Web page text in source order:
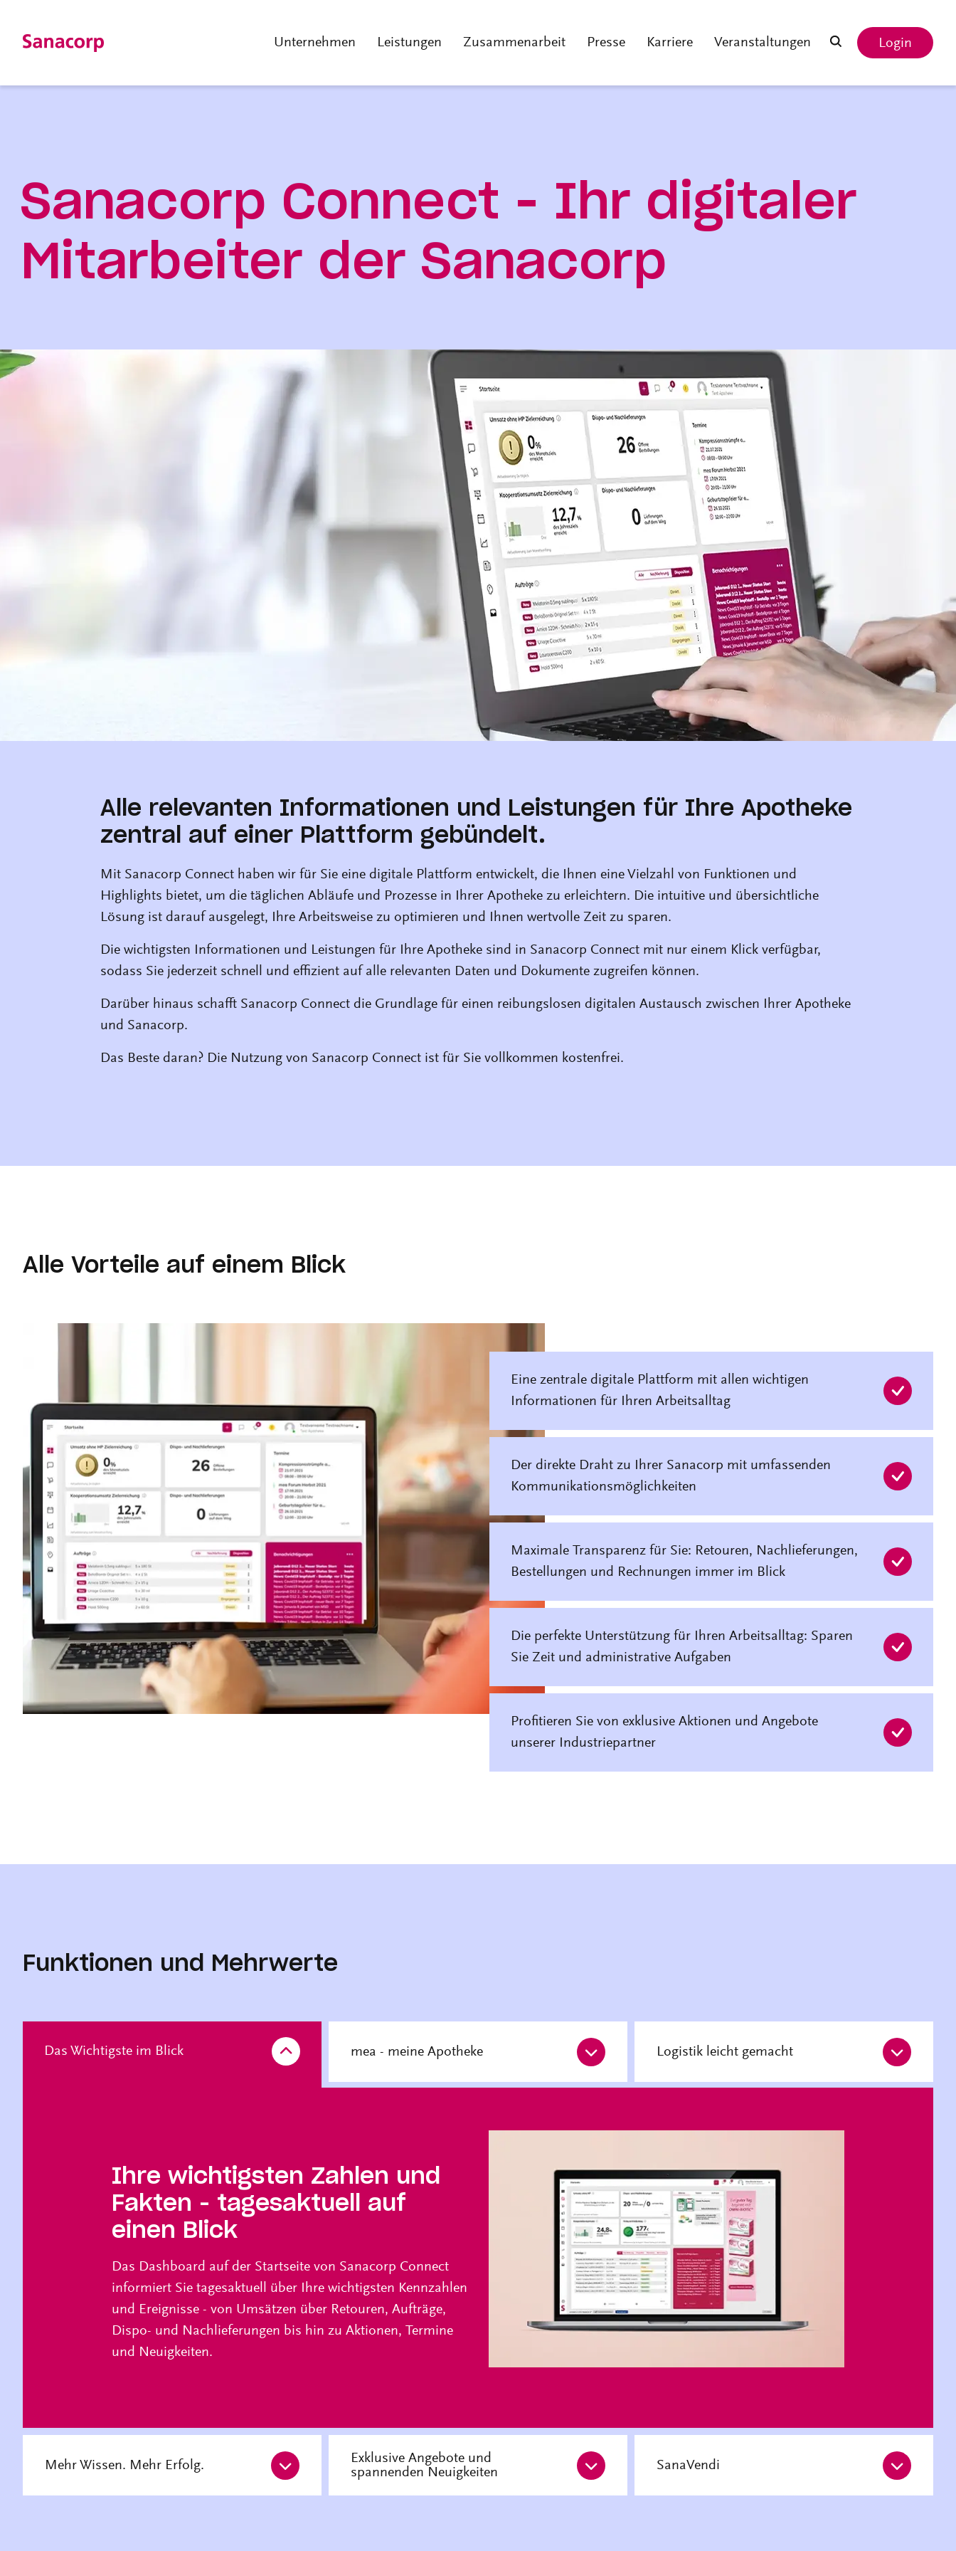
Unternehmen Leistungen Zusammenarbeit Presse Karriere Veranstaltungen Login
Sanacorp Connect - Ihr digitaler
Mitarbeiter der Sanacorp
Alle relevanten Informationen und Leistungen für Ihre Apotheke
zentral auf einer Plattform gebündelt.
Mit Sanacorp Connect haben wir für Sie eine digitale Plattform entwickelt, die Ihnen eine Vielzahl von Funktionen und
Highlights bietet, um die täglichen Abläufe und Prozesse in Ihrer Apotheke zu erleichtern. Die intuitive und übersichtliche
Lösung ist darauf ausgelegt, Ihre Arbeitsweise zu optimieren und Ihnen wertvolle Zeit zu sparen.
Die wichtigsten Informationen und Leistungen für Ihre Apotheke sind in Sanacorp Connect mit nur einem Klick verfügbar,
sodass Sie jederzeit schnell und effizient auf alle relevanten Daten und Dokumente zugreifen können.
Darüber hinaus schafft Sanacorp Connect die Grundlage für einen reibungslosen digitalen Austausch zwischen Ihrer Apotheke
und Sanacorp.
Das Beste daran? Die Nutzung von Sanacorp Connect ist für Sie vollkommen kostenfrei.
Alle Vorteile auf einem Blick
Eine zentrale digitale Plattform mit allen wichtigen
Informationen für Ihren Arbeitsalltag
Der direkte Draht zu Ihrer Sanacorp mit umfassenden
Kommunikationsmöglichkeiten
Maximale Transparenz für Sie: Retouren, Nachlieferungen,
Bestellungen und Rechnungen immer im Blick
Die perfekte Unterstützung für Ihren Arbeitsalltag: Sparen
Sie Zeit und administrative Aufgaben
Profitieren Sie von exklusive Aktionen und Angebote
unserer Industriepartner
Funktionen und Mehrwerte
Das Wichtigste im Blick
Ihre wichtigsten Zahlen und
Fakten - tagesaktuell auf
einen Blick
Das Dashboard auf der Startseite von Sanacorp Connect
informiert Sie tagesaktuell über Ihre wichtigsten Kennzahlen
und Ereignisse - von Umsätzen über Retouren, Aufträge,
Dispo- und Nachlieferungen bis hin zu Aktionen, Termine
und Neuigkeiten.
mea - meine Apotheke Logistik leicht gemacht
Mehr Wissen. Mehr Erfolg.
Exklusive Angebote und
spannenden Neuigkeiten
SanaVendi